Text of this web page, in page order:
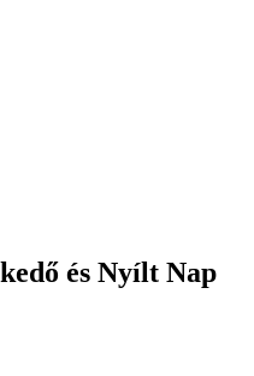
és Nyílt Nap